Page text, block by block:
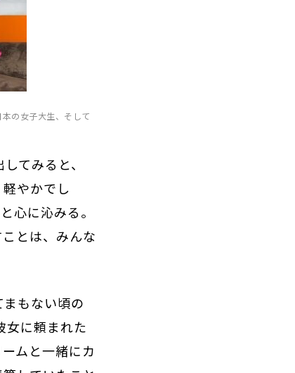
の女子大生、そして
てみると、
やかでし
心に沁みる。
とは、みんな
もない頃の
女に頼まれた
ムと一緒にカ